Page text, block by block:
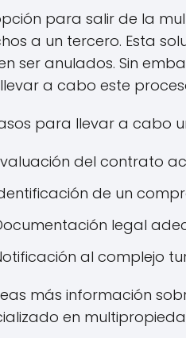
para salir de la
a un tercero. Esta
ser anulados. Sin
a cabo este
para llevar a cabo
del contrato
de un
legal
al complejo
más información
en